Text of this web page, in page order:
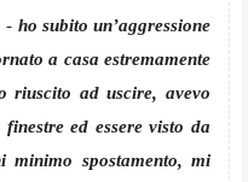
- ho subito un’aggressione
a casa estremamente
riuscito ad uscire, avevo
ed essere visto da
minimo spostamento, mi